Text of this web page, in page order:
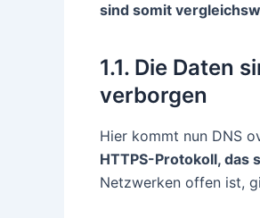
sind somit
1.1. Die Daten
verborgen
Hier kommt nun DNS
HTTPS-Protokoll, das
Netzwerken offen ist,